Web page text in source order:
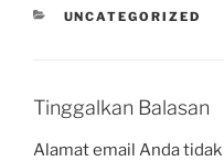
UNCATEGORIZED
Tinggalkan Balasan
Alamat email Anda